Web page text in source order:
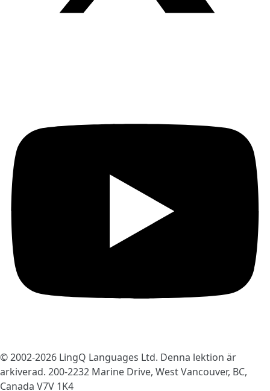
© 2002-2026 LingQ Languages Ltd. Denna lektion är
arkiverad. 200-2232 Marine Drive, West Vancouver, BC,
Canada V7V 1K4